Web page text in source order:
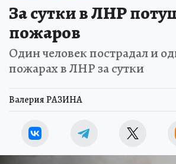
За сутки в ЛНР
пожаров
Один человек пострадал и
пожарах в ЛНР за сутки
Валерия РАЗИНА